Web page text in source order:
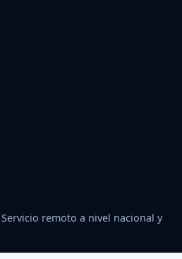
Servicio remoto a nivel nacional y